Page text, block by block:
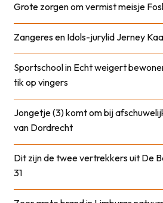
Grote zorgen om vermist meisje
Zangeres en Idols-jurylid Jerney
Sportschool in Echt weigert
tik op vingers
Jongetje (3) komt om bij
van Dordrecht
Dit zijn de twee vertrekkers uit De
31